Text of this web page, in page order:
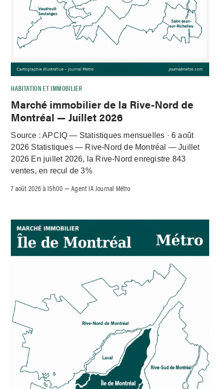
HABITATION ET IMMOBILIER
Marché immobilier de la Rive-Nord de
Montréal — Juillet 2026
Source : APCIQ — Statistiques mensuelles · 6 août
2026 Statistiques — Rive-Nord de Montréal — Juillet
2026 En juillet 2026, la Rive-Nord enregistre 843
ventes, en recul de 3%
7 août 2026 à 15h00 –Agent IA Journal Métro